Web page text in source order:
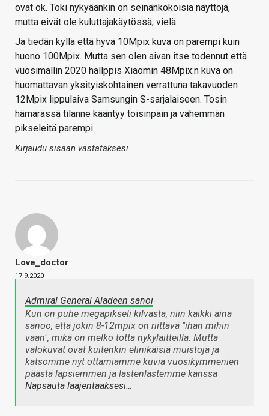
ovat ok. Toki nykyäänkin on seinänkokoisia näyttöjä,
mutta eivät ole kuluttajakäytössä, vielä.
Ja tiedän kyllä että hyvä 10Mpix kuva on parempi kuin
huono 100Mpix. Mutta sen olen aivan itse todennut että
vuosimallin 2020 hallppis Xiaomin 48Mpix:n kuva on
huomattavan yksityiskohtainen verrattuna takavuoden
12Mpix lippulaiva Samsungin S-sarjalaiseen. Tosin
hämärässä tilanne kääntyy toisinpäin ja vähemmän
pikseleitä parempi.
Kirjaudu sisään vastataksesi
Love_doctor
17.9.2020
Admiral General Aladeen sanoi
Kun on puhe megapikseli kilvasta, niin kaikki aina
sanoo, että jokin 8-12mpix on riittävä "ihan mihin
vaan", mikä on melko totta nykylaitteilla. Mutta
valokuvat ovat kuitenkin elinikäisiä muistoja ja
katsomme nyt ottamiamme kuvia vuosikymmenien
päästä lapsiemmen ja lastenlastemme kanssa
Napsauta laajentaaksesi…